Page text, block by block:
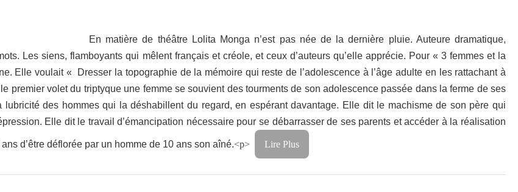
En matière de théâtre Lolita Monga n’est pas née de la dernière pluie. Auteure dramatique,
Les siens, flamboyants qui mêlent français et créole, et ceux d’auteurs qu’elle apprécie. Pour « 3 femmes et la
Elle voulait « Dresser la topographie de la mémoire qui reste de l’adolescence à l’âge adulte en les rattachant à
premier volet du triptyque une femme se souvient des tourments de son adolescence passée dans la ferme de ses
des hommes qui la déshabillent du regard, en espérant davantage. Elle dit le machisme de son père qui
Elle dit le travail d’émancipation nécessaire pour se débarrasser de ses parents et accéder à la réalisation
d’être déflorée par un homme de 10 ans son aîné.<p> Lire Plus